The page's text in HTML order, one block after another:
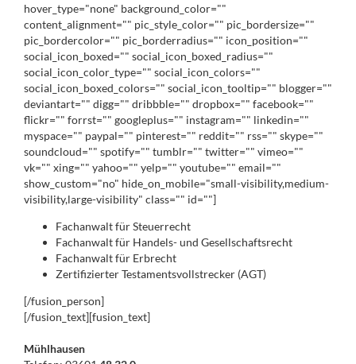
hover_type="none" background_color=""
content_alignment="" pic_style_color="" pic_bordersize=""
pic_bordercolor="" pic_borderradius="" icon_position=""
social_icon_boxed="" social_icon_boxed_radius=""
social_icon_color_type="" social_icon_colors=""
social_icon_boxed_colors="" social_icon_tooltip="" blogger=""
deviantart="" digg="" dribbble="" dropbox="" facebook=""
flickr="" forrst="" googleplus="" instagram="" linkedin=""
myspace="" paypal="" pinterest="" reddit="" rss="" skype=""
soundcloud="" spotify="" tumblr="" twitter="" vimeo=""
vk="" xing="" yahoo="" yelp="" youtube="" email=""
show_custom="no" hide_on_mobile="small-visibility,medium-
visibility,large-visibility" class="" id=""]
Fachanwalt für Steuerrecht
Fachanwalt für Handels- und Gesellschaftsrecht
Fachanwalt für Erbrecht
Zertifizierter Testamentsvollstrecker (AGT)
[/fusion_person]
[/fusion_text][fusion_text]
Mühlhausen